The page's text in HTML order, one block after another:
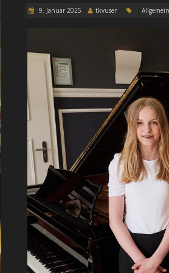
9. Januar 2025 tkvuser Allgemein